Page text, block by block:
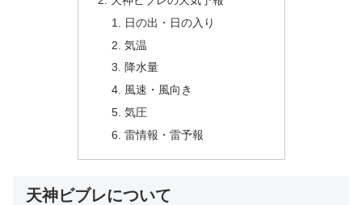
日の出・日の入り
気温
降水量
風速・風向き
気圧
雷情報・雷予報
天神ビブレについて